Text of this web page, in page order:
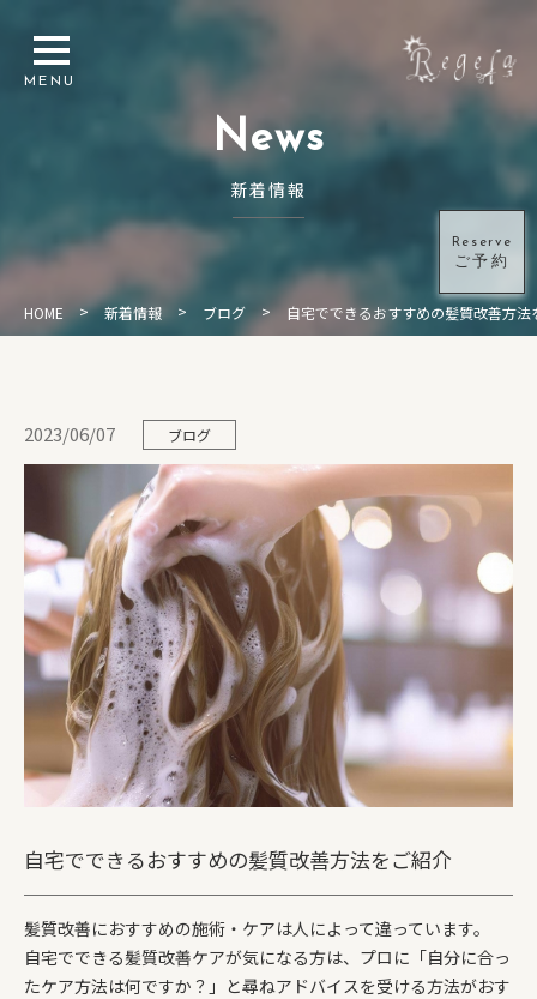
Reserve
ご予約
News
新着情報
HOME > 新着情報 > ブログ > 自宅でできるおすすめの髪質改善方法
2023/06/07 ブログ
自宅でできるおすすめの髪質改善方法をご紹介
髪質改善におすすめの施術・ケアは人によって違っています。
自宅でできる髪質改善ケアが気になる方は、プロに「自分に合っ
たケア方法は何ですか？」と尋ねアドバイスを受ける方法がおす